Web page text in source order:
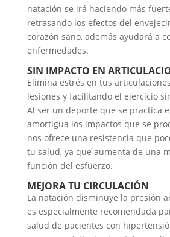
natación se irá haciendo más
retrasando los efectos del
corazón sano, además ayudará a
enfermedades.
SIN IMPACTO EN
Elimina estrés en tus
lesiones y facilitando el ejercicio
Al ser un deporte que se practica
amortigua los impactos que se
nos ofrece una resistencia que
tu salud, ya que aumenta de una
función del esfuerzo.
MEJORA TU CIRCULACIÓN
La natación disminuye la presión
es especialmente recomendada
salud de pacientes con